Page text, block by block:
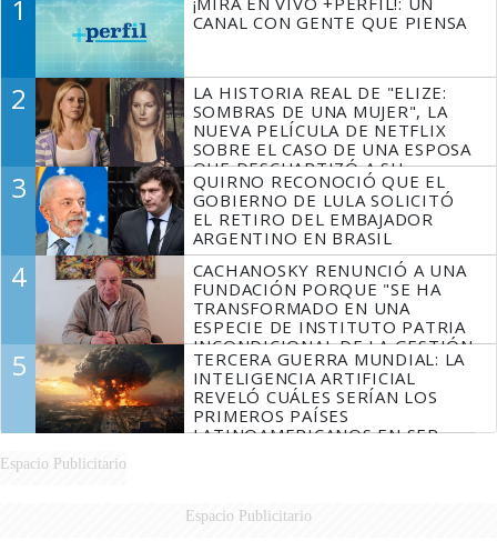
1
CANAL CON GENTE QUE PIENSA
2
LA HISTORIA REAL DE "ELIZE:
SOMBRAS DE UNA MUJER", LA
NUEVA PELÍCULA DE NETFLIX
SOBRE EL CASO DE UNA ESPOSA
QUE DESCUARTIZÓ A SU
MARIDO
3
QUIRNO RECONOCIÓ QUE EL
GOBIERNO DE LULA SOLICITÓ
EL RETIRO DEL EMBAJADOR
ARGENTINO EN BRASIL
4
CACHANOSKY RENUNCIÓ A UNA
FUNDACIÓN PORQUE "SE HA
TRANSFORMADO EN UNA
ESPECIE DE INSTITUTO PATRIA
INCONDICIONAL DE LA GESTIÓN
DE MILEI"
5
TERCERA GUERRA MUNDIAL: LA
INTELIGENCIA ARTIFICIAL
REVELÓ CUÁLES SERÍAN LOS
PRIMEROS PAÍSES
LATINOAMERICANOS EN SER
Espacio Publicitario
Espacio Publicitario